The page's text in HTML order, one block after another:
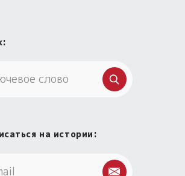
на истории: